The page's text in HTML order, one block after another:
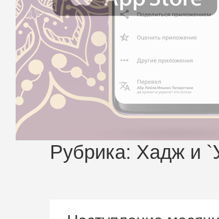
Рубрика: Хадж и